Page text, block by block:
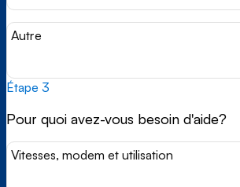
Autre
Étape 3
Pour quoi avez-vous besoin d'aide?
Vitesses, modem et utilisation